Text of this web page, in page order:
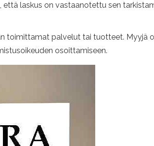
laskus on vastaanotettu sen
toimittamat palvelut tai tuotteet. Myyjä
osoittamiseen.